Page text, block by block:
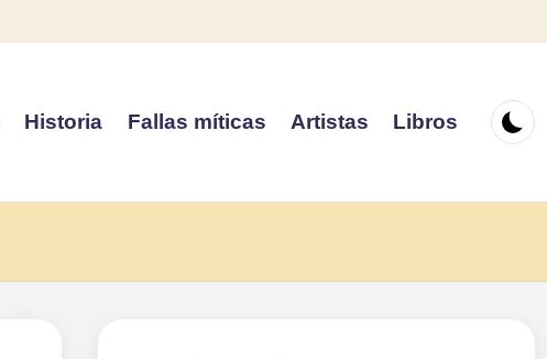
Historia Fallas míticas Artistas Libros